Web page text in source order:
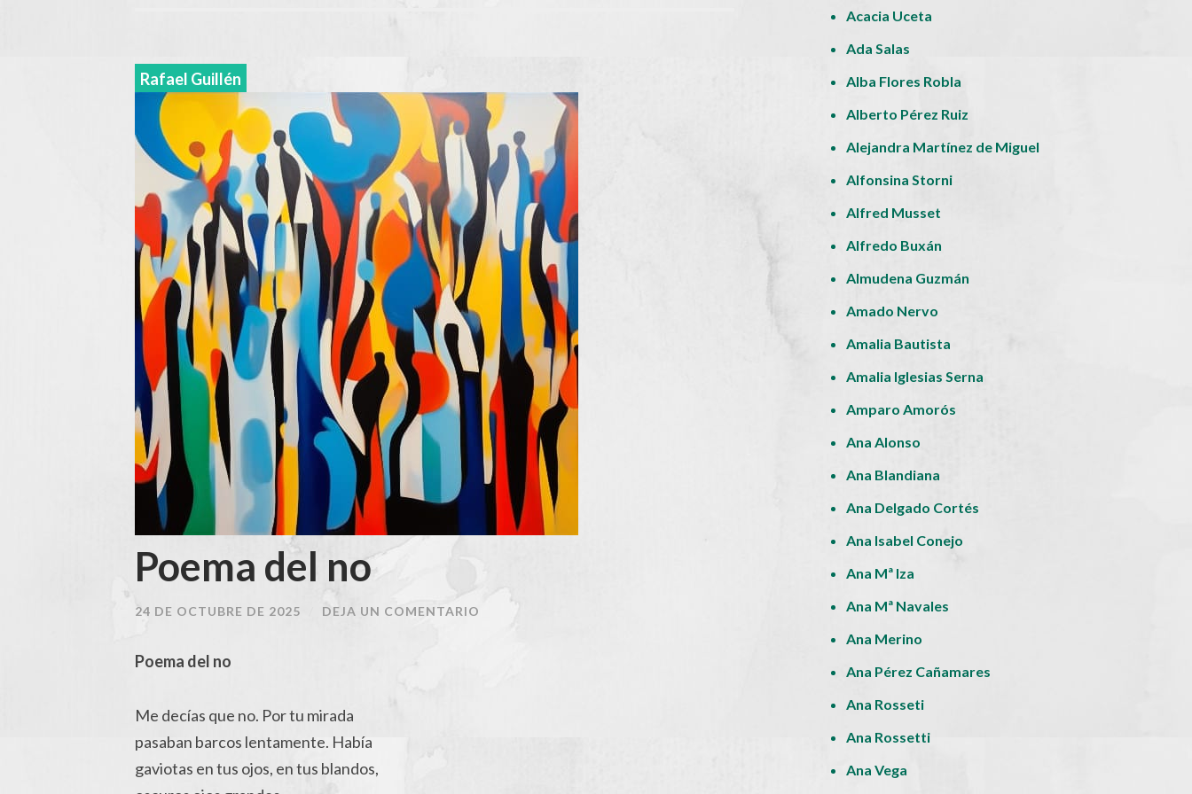
Rafael Guillén
Poema del no
24 DE OCTUBRE DE 2025 DEJA UN COMENTARIO
Poema del no
Me decías que no. Por tu mirada
pasaban barcos lentamente. Había
gaviotas en tus ojos, en tus blandos,
Acacia Uceta
Ada Salas
Alba Flores Robla
Alberto Pérez Ruiz
Alejandra Martínez de Miguel
Alfonsina Storni
Alfred Musset
Alfredo Buxán
Almudena Guzmán
Amado Nervo
Amalia Bautista
Amalia Iglesias Serna
Amparo Amorós
Ana Alonso
Ana Blandiana
Ana Delgado Cortés
Ana Isabel Conejo
Ana Mª Iza
Ana Mª Navales
Ana Merino
Ana Pérez Cañamares
Ana Rosseti
Ana Rossetti
Ana Vega